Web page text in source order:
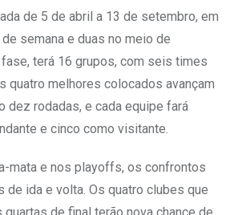
de 5 de abril a 13 de setembro, em
semana e duas no meio de
fase, terá 16 grupos, com seis times
quatro melhores colocados avançam
dez rodadas, e cada equipe fará
e cinco como visitante.
mata e nos playoffs, os confrontos
de ida e volta. Os quatro clubes que